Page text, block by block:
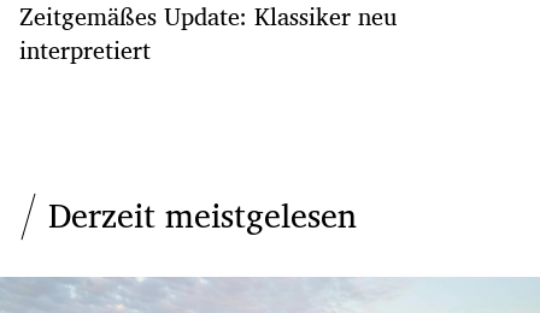
Zeitgemäßes Update: Klassiker neu
interpretiert
Derzeit meistgelesen